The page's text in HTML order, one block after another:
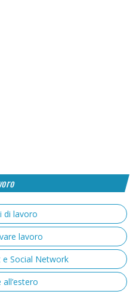
di lavoro
lavoro
Social Network